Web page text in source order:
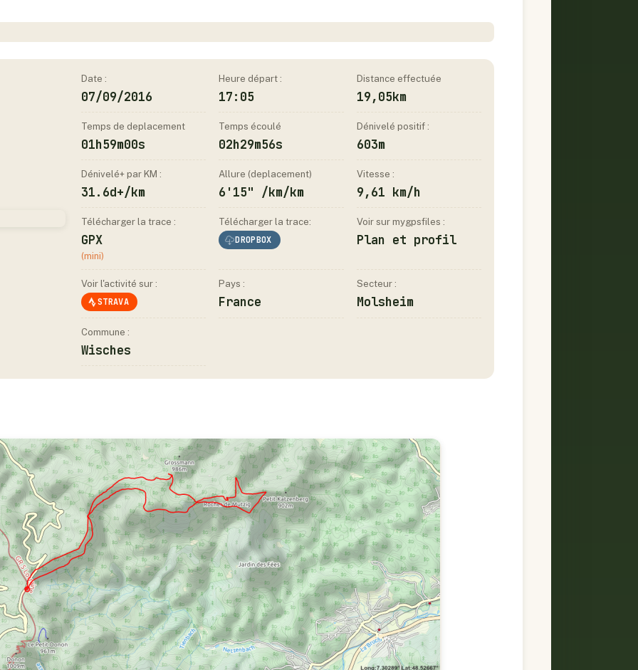
Date :
07/09/2016
Heure départ :
17:05
Distance effectuée
19,05km
Temps de deplacement
01h59m00s
Temps écoulé
02h29m56s
Dénivelé positif :
603m
Dénivelé+ par KM :
31.6d+/km
Allure (deplacement)
6'15" /km/km
Vitesse :
9,61 km/h
Télécharger la trace :
GPX
(mini)
Télécharger la trace:
DROPBOX
Voir sur mygpsfiles :
Plan et profil
Voir l'activité sur :
STRAVA
Pays :
France
Secteur :
Molsheim
Commune :
Wisches